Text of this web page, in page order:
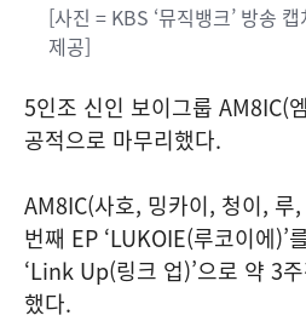
[사진 = KBS ‘뮤직뱅크’ 방송
제공]
5인조 신인 보이그룹 AM8IC(
공적으로 마무리했다.
AM8IC(사호, 밍카이, 청이, 루
번째 EP ‘LUKOIE(루코이에)’
‘Link Up(링크 업)’으로 약 3
했다.